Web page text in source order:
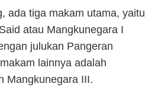
ada tiga makam utama, yaitu
atau Mangkunegara I
julukan Pangeran
lainnya adalah
Mangkunegara III.